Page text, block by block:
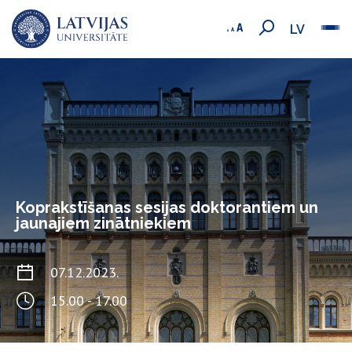
LV
Koprakstīšanas sesijas doktorantiem un
jaunajiem zinātniekiem
07.12.2023.
15.00 - 17.00